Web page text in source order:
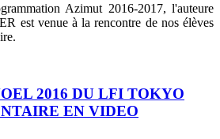
Azimut 2016-2017, l'auteure
est venue à la rencontre de nos élèves
2016 DU LFI TOKYO
EN VIDEO